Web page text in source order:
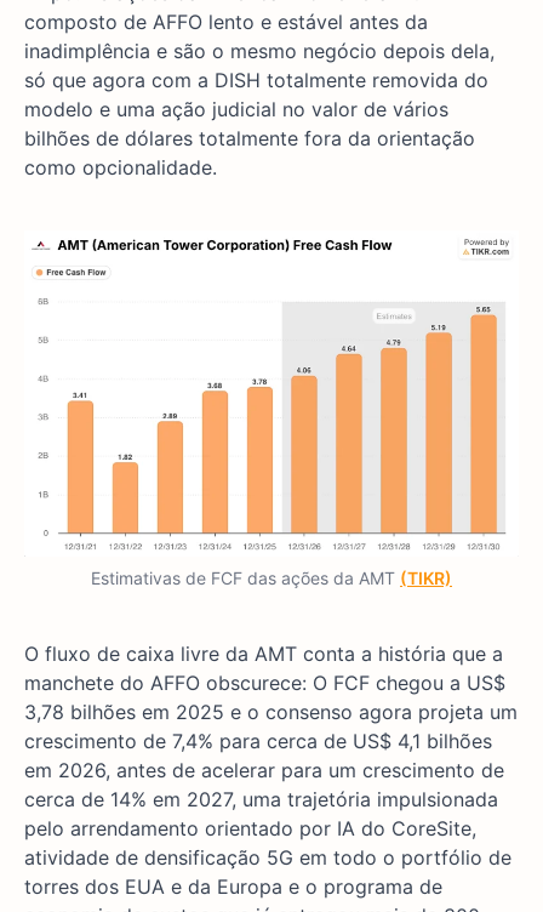
composto de AFFO lento e estável antes da
inadimplência e são o mesmo negócio depois dela,
só que agora com a DISH totalmente removida do
modelo e uma ação judicial no valor de vários
bilhões de dólares totalmente fora da orientação
como opcionalidade.
Estimativas de FCF das ações da AMT (TIKR)
O fluxo de caixa livre da AMT conta a história que a
manchete do AFFO obscurece: O FCF chegou a US$
3,78 bilhões em 2025 e o consenso agora projeta um
crescimento de 7,4% para cerca de US$ 4,1 bilhões
em 2026, antes de acelerar para um crescimento de
cerca de 14% em 2027, uma trajetória impulsionada
pelo arrendamento orientado por IA do CoreSite,
atividade de densificação 5G em todo o portfólio de
torres dos EUA e da Europa e o programa de